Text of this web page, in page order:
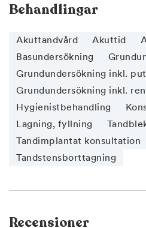
Behandlingar
Akuttandvård Akuttid
Basundersökning
Grundundersökning inkl.
Grundundersökning inkl.
Hygienistbehandling
Lagning, fyllning
Tandimplantat konsultation
Tandstensborttagning
Recensioner